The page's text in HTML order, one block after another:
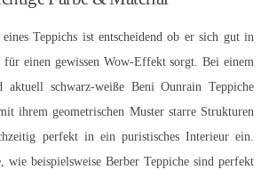
Teppichs ist entscheidend ob er sich gut in
einen gewissen Wow-Effekt sorgt. Bei einem
aktuell schwarz-weiße Beni Ounrain Teppiche
ihrem geometrischen Muster starre Strukturen
perfekt in ein puristisches Interieur ein.
wie beispielsweise Berber Teppiche sind perfekt